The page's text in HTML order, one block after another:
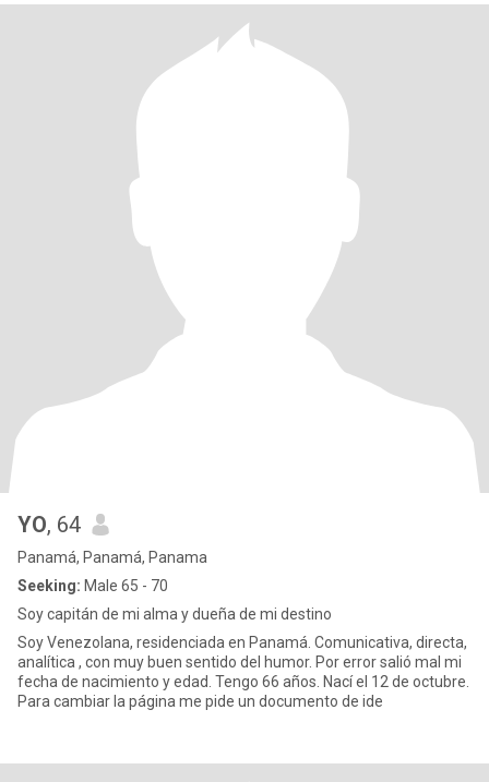
YO, 64
Panamá, Panamá, Panama
Seeking: Male 65 - 70
Soy capitán de mi alma y dueña de mi destino
Soy Venezolana, residenciada en Panamá. Comunicativa, directa,
analítica , con muy buen sentido del humor. Por error salió mal mi
fecha de nacimiento y edad. Tengo 66 años. Nací el 12 de octubre.
Para cambiar la página me pide un documento de ide